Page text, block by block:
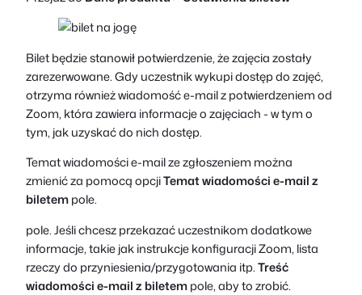
Bilet będzie stanowił potwierdzenie, że zajęcia zostały
zarezerwowane. Gdy uczestnik wykupi dostęp do zajęć,
otrzyma również wiadomość e-mail z potwierdzeniem od
Zoom, która zawiera informacje o zajęciach - w tym o
tym, jak uzyskać do nich dostęp.
Temat wiadomości e-mail ze zgłoszeniem można
zmienić za pomocą opcjiTemat wiadomości e-mail z
biletempole.
pole. Jeśli chcesz przekazać uczestnikom dodatkowe
informacje, takie jak instrukcje konfiguracji Zoom, lista
rzeczy do przyniesienia/przygotowania itp.Treść
wiadomości e-mail z biletempole, aby to zrobić.